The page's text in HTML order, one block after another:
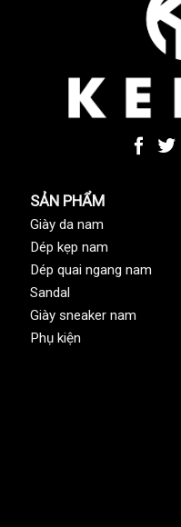
SẢN PHẨM
Giày da nam
Dép kẹp nam
Dép quai ngang nam
Sandal
Giày sneaker nam
Phụ kiện